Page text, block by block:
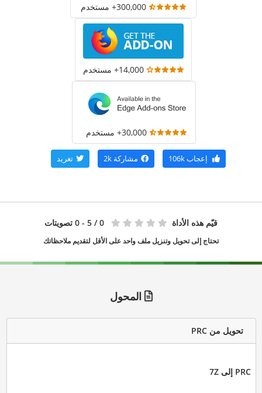
300,000+ مستخدم
14,000+ مستخدم
30,000+ مستخدم
إعجاب106k مشاركة 2k تغريد
قيّم هذه الأداة 0 / 5 - 0 تصويتات
تحتاج إلى تحويل وتنزيل ملف واحد على الأقل لتقديم ملاحظاتك
المحول
تحويل من PRC
PRC إلى 7Z